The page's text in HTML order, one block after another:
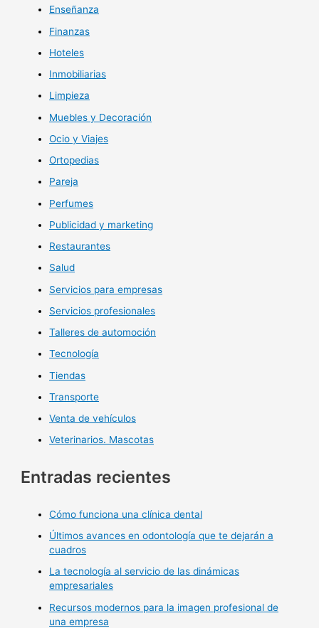
Enseñanza
Finanzas
Hoteles
Inmobiliarias
Limpieza
Muebles y Decoración
Ocio y Viajes
Ortopedias
Pareja
Perfumes
Publicidad y marketing
Restaurantes
Salud
Servicios para empresas
Servicios profesionales
Talleres de automoción
Tecnología
Tiendas
Transporte
Venta de vehículos
Veterinarios. Mascotas
Entradas recientes
Cómo funciona una clínica dental
Últimos avances en odontología que te dejarán a
cuadros
La tecnología al servicio de las dinámicas
empresariales
Recursos modernos para la imagen profesional de
una empresa